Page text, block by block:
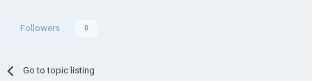
Followers 0
Go to topic listing